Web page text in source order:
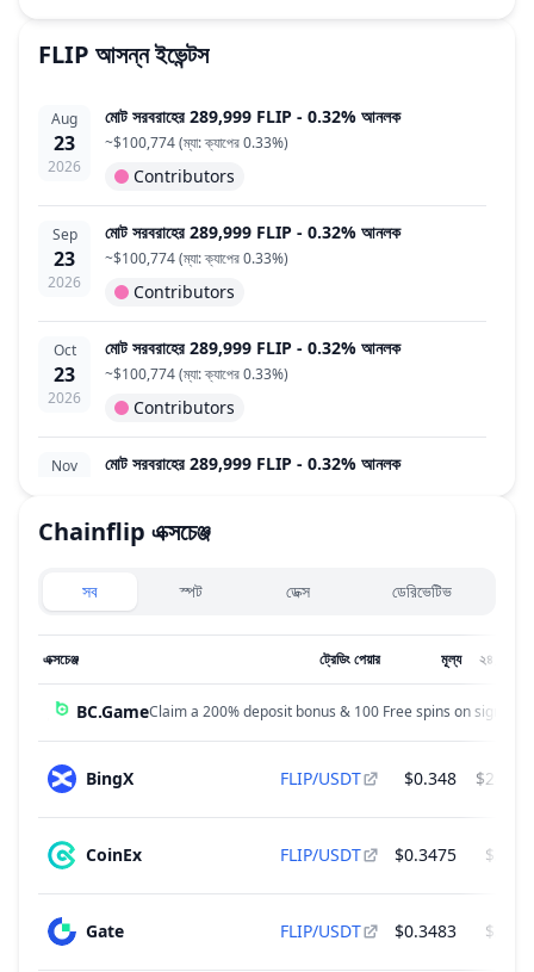
FLIP আসন্ন ইভেন্টস
Aug
23
2026
মোট সরবরাহের 289,999 FLIP - 0.32% আনলক
~$100,774(ম্যা: ক্যাপের 0.33%)
Contributors
Sep
23
2026
মোট সরবরাহের 289,999 FLIP - 0.32% আনলক
~$100,774(ম্যা: ক্যাপের 0.33%)
Contributors
Oct
23
2026
মোট সরবরাহের 289,999 FLIP - 0.32% আনলক
~$100,774(ম্যা: ক্যাপের 0.33%)
Contributors
Nov মোট সরবরাহের 289,999 FLIP - 0.32% আনলক
Contributors
Chainflip এক্সচেঞ্জ
সব স্পট ডেক্স ডেরিভেটিভ
এক্সচেঞ্জ ট্রেডিং পেয়ার মূল্য ২৪ ঘন্টার
BC.GameClaim a 200% deposit bonus & 100 Free spins on sign up!
BingX FLIP/USDT $0.348
CoinEx FLIP/USDT $0.3475
Gate FLIP/USDT $0.3483